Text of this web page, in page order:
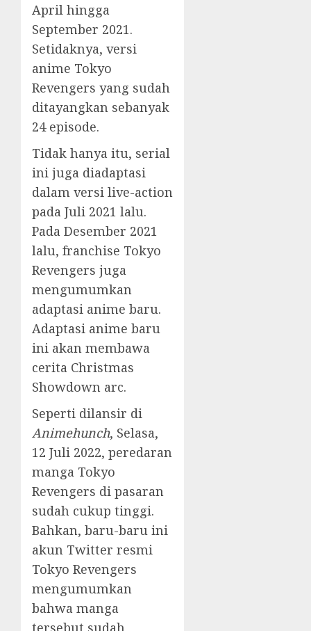
April hingga
September 2021.
Setidaknya, versi
anime Tokyo
Revengers yang sudah
ditayangkan sebanyak
24 episode.
Tidak hanya itu, serial
ini juga diadaptasi
dalam versi live-action
pada Juli 2021 lalu.
Pada Desember 2021
lalu, franchise Tokyo
Revengers juga
mengumumkan
adaptasi anime baru.
Adaptasi anime baru
ini akan membawa
cerita Christmas
Showdown arc.
Seperti dilansir di
Animehunch, Selasa,
12 Juli 2022, peredaran
manga Tokyo
Revengers di pasaran
sudah cukup tinggi.
Bahkan, baru-baru ini
akun Twitter resmi
Tokyo Revengers
mengumumkan
bahwa manga
tersebut sudah